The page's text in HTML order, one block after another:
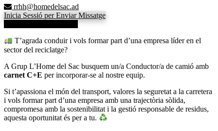
rrhh@homedelsac.ad
Inicia Sessió per Enviar Missatge
T’agrada conduir i vols formar part d’una empresa líder en el
sector del reciclatge?
A Grup L’Home del Sac busquem un/a Conductor/a de camió amb
carnet C+E per incorporar-se al nostre equip.
Si t’apassiona el món del transport, valores la seguretat a la carretera
i vols formar part d’una empresa amb una trajectòria sòlida,
compromesa amb la sostenibilitat i la gestió responsable de residus,
aquesta oportunitat és per a tu.